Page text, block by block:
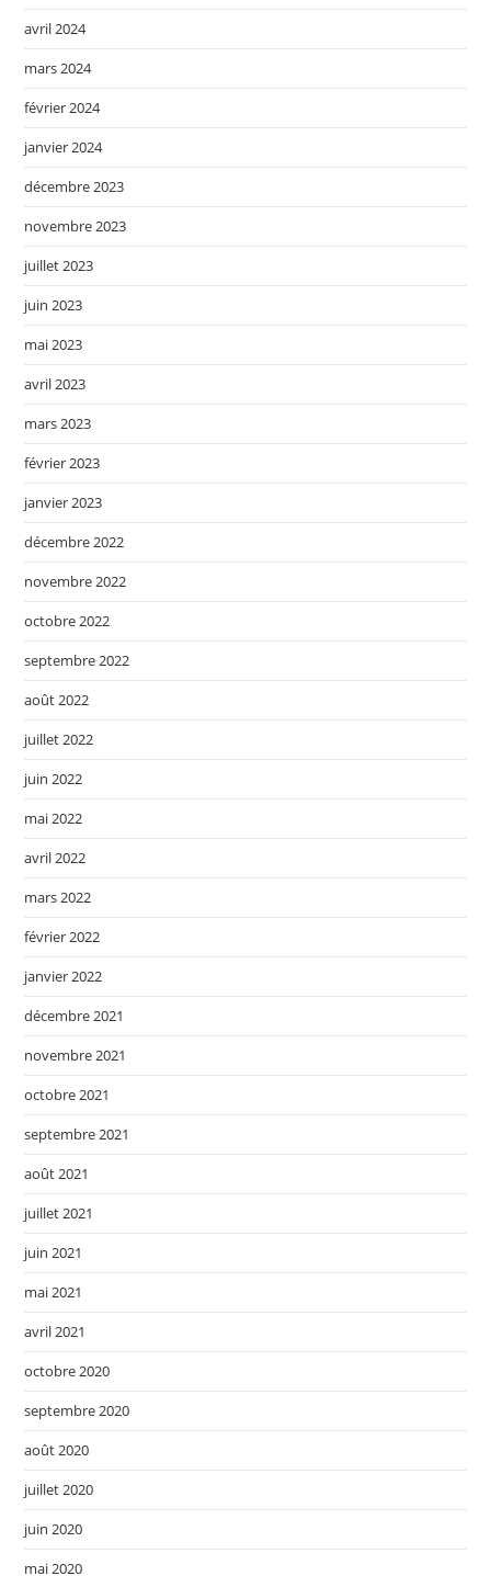
avril 2024
mars 2024
février 2024
janvier 2024
décembre 2023
novembre 2023
juillet 2023
juin 2023
mai 2023
avril 2023
mars 2023
février 2023
janvier 2023
décembre 2022
novembre 2022
octobre 2022
septembre 2022
août 2022
juillet 2022
juin 2022
mai 2022
avril 2022
mars 2022
février 2022
janvier 2022
décembre 2021
novembre 2021
octobre 2021
septembre 2021
août 2021
juillet 2021
juin 2021
mai 2021
avril 2021
octobre 2020
septembre 2020
août 2020
juillet 2020
juin 2020
mai 2020